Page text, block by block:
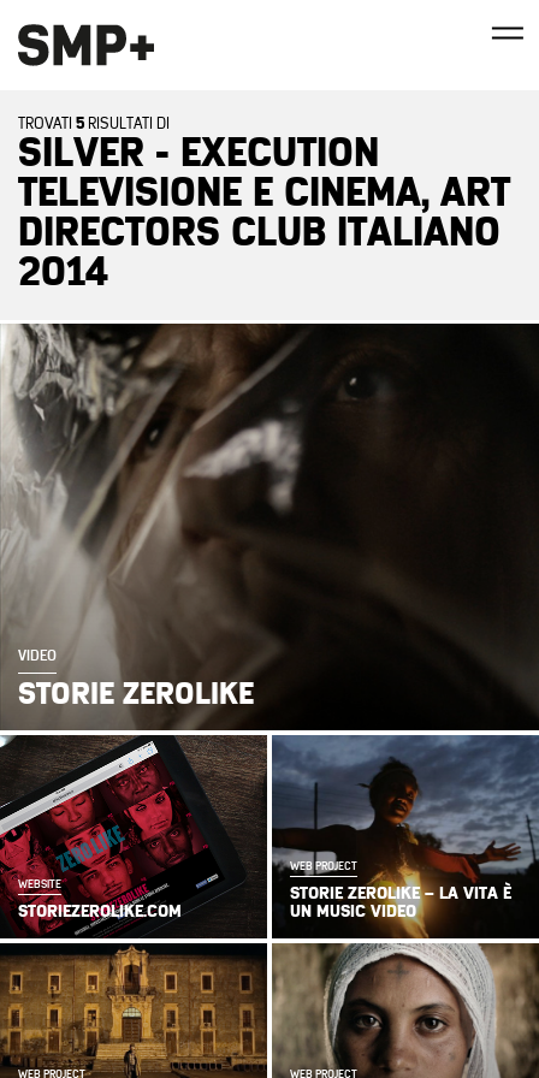
TROVATI 5 RISULTATI DI
SILVER - EXECUTION
TELEVISIONE E CINEMA, ART
DIRECTORS CLUB ITALIANO
2014
VIDEO
STORIE ZEROLIKE
WEBSITE
STORIEZEROLIKE.COM
WEB PROJECT
STORIE ZEROLIKE – LA VITA È
UN MUSIC VIDEO
WEB PROJECT WEB PROJECT